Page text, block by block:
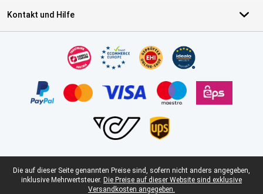
Kontakt und Hilfe
Juristische Fußzeile
Die auf dieser Seite genannten Preise sind, sofern nicht anders angegeben,
inklusive Mehrwertsteuer. Die Preise auf dieser Website sind exklusive
Versandkosten angegeben.